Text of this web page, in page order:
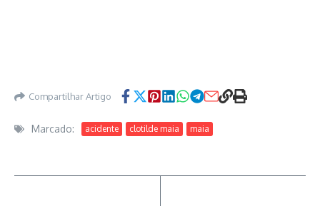
Compartilhar Artigo
Marcado: acidente clotilde maia maia